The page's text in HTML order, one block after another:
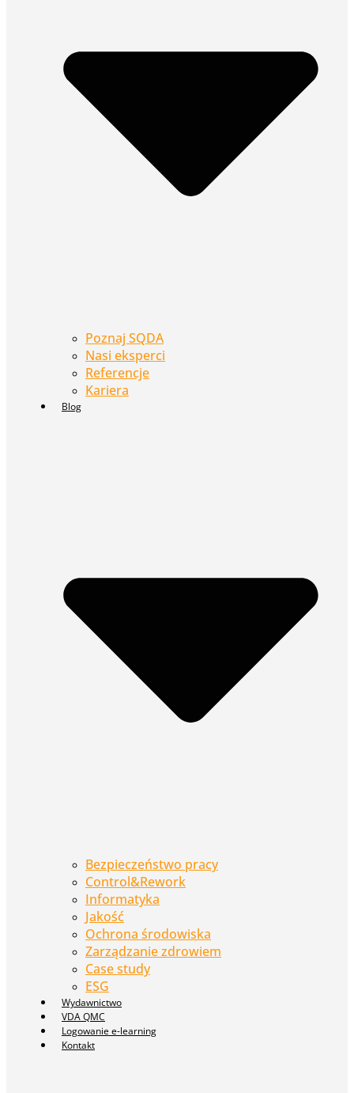
Poznaj SQDA
Nasi eksperci
Referencje
Kariera
Blog
Bezpieczeństwo pracy
Control&Rework
Informatyka
Jakość
Ochrona środowiska
Zarządzanie zdrowiem
Case study
ESG
Wydawnictwo
VDA QMC
Logowanie e-learning
Kontakt